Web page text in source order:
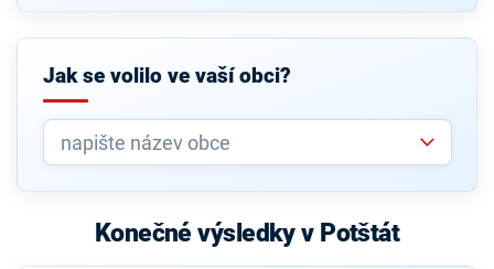
Jak se volilo ve vaší obci?
Konečné výsledky v Potštát